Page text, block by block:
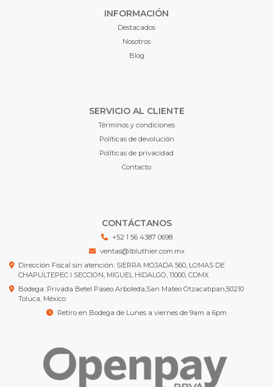
INFORMACIÓN
Destacados
Nosotros
Blog
SERVICIO AL CLIENTE
Términos y condiciones
Políticas de devolución
Políticas de privacidad
Contacto
CONTÁCTANOS
+52 1 56 4387 0698
ventas@lbluthier.com.mx
Dirección Fiscal sin atención: SIERRA MOJADA 560, LOMAS DE
CHAPULTEPEC I SECCION, MIGUEL HIDALGO, 11000, CDMX
Bodega: Privada Betel Paseo Arboleda,San Mateo Otzacatipan,50210
Toluca, México
Retiro en Bodega de Lunes a viernes de 9am a 6pm